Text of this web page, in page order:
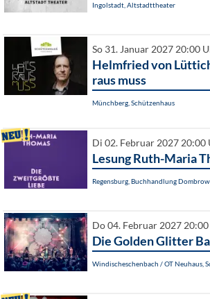
Ingolstadt, Altstadttheater
So 31. Januar 2027 20:00
Helmfried von
raus muss
Münchberg, Schützenhaus
Di 02. Februar 2027 20:00
Lesung Ruth-Maria
Regensburg, Buchhandlung
Do 04. Februar 2027
Die Golden Glitter
Windischeschenbach / OT Neuhaus,